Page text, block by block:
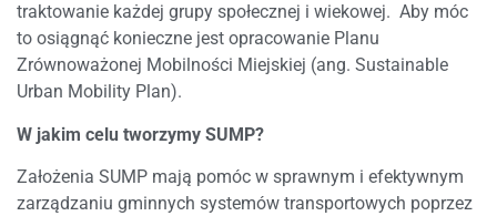
traktowanie każdej grupy społecznej i wiekowej. Aby móc
to osiągnąć konieczne jest opracowanie Planu
Zrównoważonej Mobilności Miejskiej (ang. Sustainable
Urban Mobility Plan).
W jakim celu tworzymy SUMP?
Założenia SUMP mają pomóc w sprawnym i efektywnym
zarządzaniu gminnych systemów transportowych poprzez